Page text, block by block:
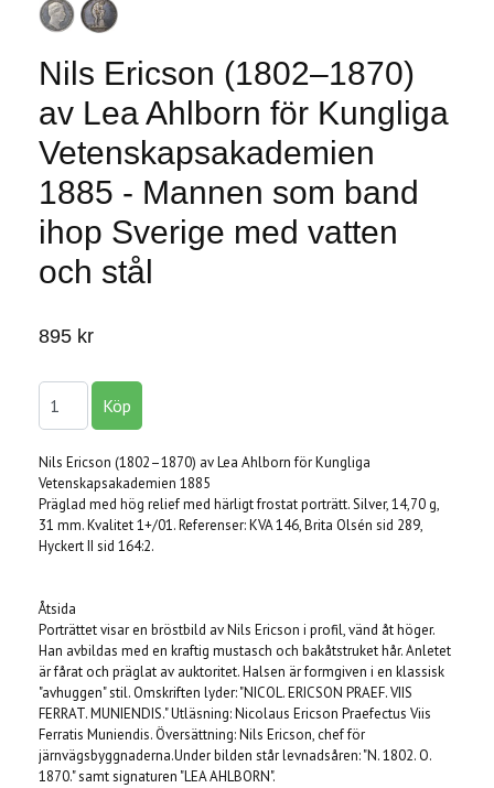
Nils Ericson (1802–1870)
av Lea Ahlborn för Kungliga
Vetenskapsakademien
1885 - Mannen som band
ihop Sverige med vatten
och stål
895 kr
Nils Ericson (1802–1870) av Lea Ahlborn för Kungliga
Vetenskapsakademien 1885
Präglad med hög relief med härligt frostat porträtt. Silver, 14,70 g,
31 mm. Kvalitet 1+/01. Referenser: KVA 146, Brita Olsén sid 289,
Hyckert II sid 164:2.
Åtsida
Porträttet visar en bröstbild av Nils Ericson i profil, vänd åt höger.
Han avbildas med en kraftig mustasch och bakåtstruket hår. Anletet
är fårat och präglat av auktoritet. Halsen är formgiven i en klassisk
"avhuggen" stil. Omskriften lyder: "NICOL. ERICSON PRAEF. VIIS
FERRAT. MUNIENDIS." Utläsning: Nicolaus Ericson Praefectus Viis
Ferratis Muniendis. Översättning: Nils Ericson, chef för
järnvägsbyggnaderna.Under bilden står levnadsåren: "N. 1802. O.
1870." samt signaturen "LEA AHLBORN".